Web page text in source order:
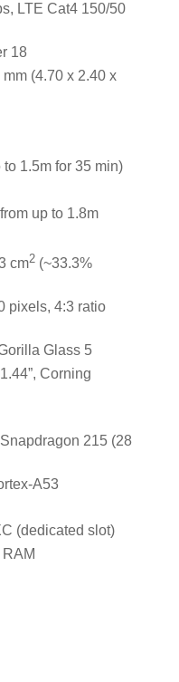
LTE Cat4 150/50
18
(4.70 x 2.40 x
to 1.5m for 35 min)
up to 1.8m
cm2(~33.3%
pixels, 4:3 ratio
Glass 5
Corning
215 (28
A53
(dedicated slot)